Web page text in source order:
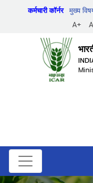
कर्मचारी कॉर्नर मुख्य
A+
A